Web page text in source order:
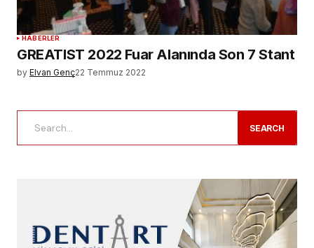
HABERLER
GREATIST 2022 Fuar Alanında Son 7 Stant
by Elvan Genç22 Temmuz 2022
SEARCH